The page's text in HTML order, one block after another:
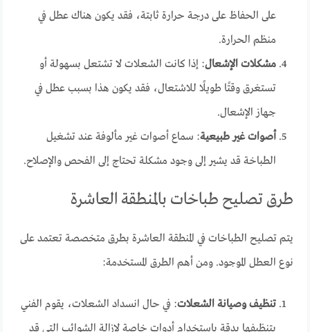
على الحفاظ على درجة حرارة ثابتة، فقد يكون هناك عطل في
منظم الحرارة.
مشكلات الإشعال: إذا كانت الشعلات لا تشتعل بسهولة أو
تستغرق وقتًا طويلًا للاشتعال، فقد يكون هذا بسبب عطل في
جهاز الإشعال.
أصوات غير طبيعية: سماع أصوات غير مألوفة عند تشغيل
الطباخة قد يشير إلى وجود مشكلة تحتاج إلى الفحص والإصلاح.
طرق تصليح طباخات بالمنطقة العاشرة
يتم تصليح الطباخات في المنطقة العاشرة بطرق متخصصة تعتمد على
نوع العطل الموجود. ومن أهم الطرق المستخدمة:
تنظيف وصيانة الشعلات: في حال انسداد الشعلات، يقوم الفني
بتنظيفها بدقة باستخدام أدوات خاصة لإزالة الشوائب التي قد